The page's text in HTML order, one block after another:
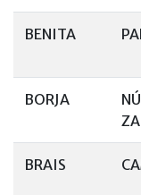
BENITA
BORJA
BRAIS